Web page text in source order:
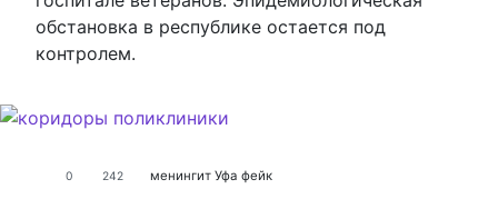
обстановка в республике остается под
контролем.
0 242 менингит Уфа фейк